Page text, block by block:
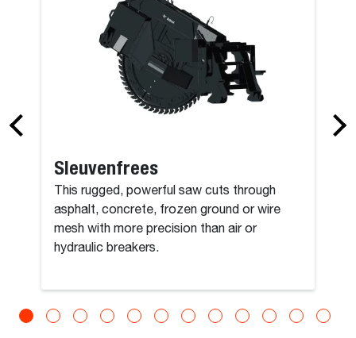
Sleuvenfrees
This rugged, powerful saw cuts through
asphalt, concrete, frozen ground or wire
mesh with more precision than air or
hydraulic breakers.